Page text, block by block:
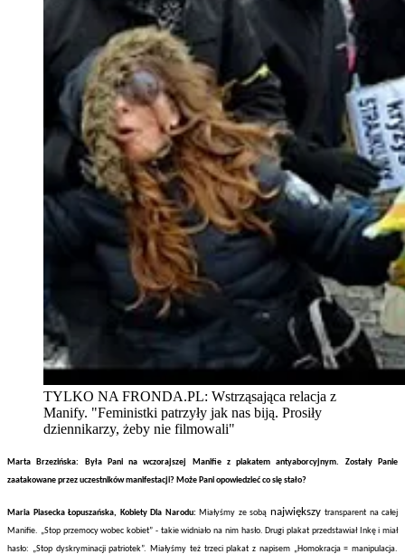
TYLKO NA FRONDA.PL: Wstrząsająca relacja z
Manify. "Feministki patrzyły jak nas biją. Prosiły
dziennikarzy, żeby nie filmowali"
Marta Brzezińska: Była Pani na wczorajszej Manifie z plakatem antyaborcyjnym. Zostały Panie
zaatakowane przez uczestników manifestacji? Może Pani opowiedzieć co się stało?
Maria Piasecka Łopuszańska, Kobiety Dla Narodu: Miałyśmy ze sobą największy transparent na całej
Manifie. „Stop przemocy wobec kobiet” - takie widniało na nim hasło. Drugi plakat przedstawiał Inkę i miał
hasło: „Stop dyskryminacji patriotek”. Miałyśmy też trzeci plakat z napisem „Homokracja = manipulacja.